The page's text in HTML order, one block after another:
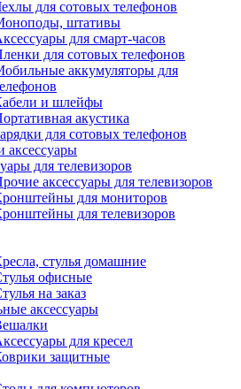
для сотовых телефонов
штативы
для смарт-часов
для сотовых телефонов
аккумуляторы для
и шлейфы
акустика
для сотовых телефонов
аксессуары
для телевизоров
аксессуары для телевизоров
для мониторов
для телевизоров
стулья домашние
офисные
на заказ
аксессуары
для кресел
защитные